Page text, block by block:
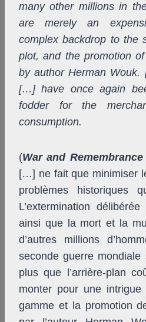
many other millions in
are merely an
complex backdrop to the
plot, and the promotion
by author Herman
[…] have once again
fodder for the
consumption.
(War and Remembrance
[…] ne fait que minimiser
problèmes historiques
L’extermination
ainsi que la mort et la
d’autres millions
seconde guerre mondiale
plus que l’arrière-plan
monter pour une
gamme et la promotion